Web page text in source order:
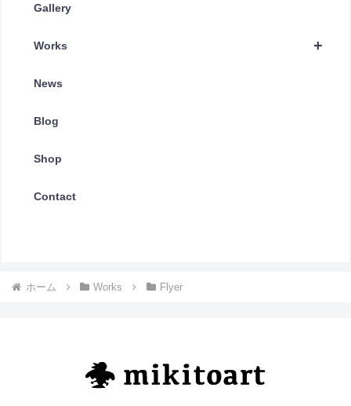
Gallery
+
Works
News
Blog
Shop
Contact
ホーム Works Flyer